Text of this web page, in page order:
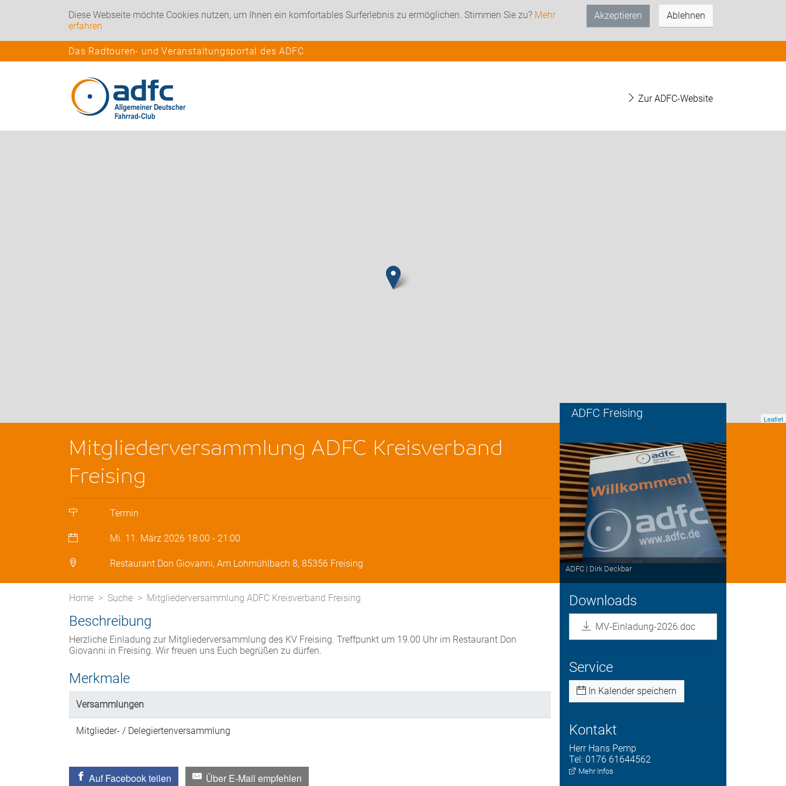
Diese Webseite möchte Cookies nutzen, um Ihnen ein komfortables Surferlebnis zu ermöglichen. Stimmen Sie zu? Mehr
erfahren
Akzeptieren Ablehnen
Das Radtouren- und Veranstaltungsportal des ADFC
Zur ADFC-Website
Leaflet
ADFC Freising
Mitgliederversammlung ADFC Kreisverband
Freising
Termin
Mi. 11. März 2026 18:00 - 21:00
Restaurant Don Giovanni, Am Lohmühlbach 8, 85356 Freising ADFC | Dirk Deckbar
Downloads
MV-Einladung-2026.doc
Service
In Kalender speichern
Kontakt
Herr Hans Pemp
Tel: 0176 61644562
Mehr Infos
Home Suche Mitgliederversammlung ADFC Kreisverband Freising
Beschreibung
Herzliche Einladung zur Mitgliederversammlung des KV Freising. Treffpunkt um 19.00 Uhr im Restaurant Don
Giovanni in Freising. Wir freuen uns Euch begrüßen zu dürfen.
Merkmale
Versammlungen
Mitglieder- / Delegiertenversammlung
Auf Facebook teilen Über E-Mail empfehlen